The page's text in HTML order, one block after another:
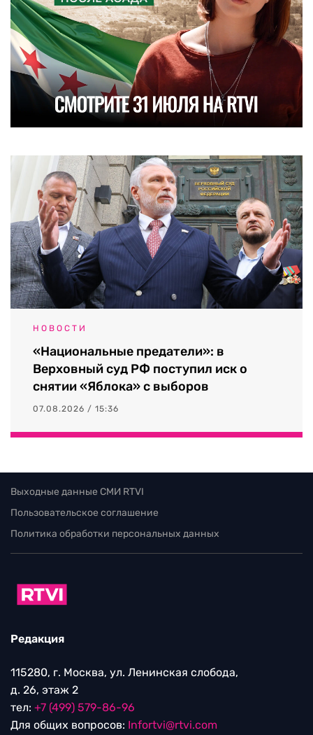
НОВОСТИ
«Национальные предатели»: в
Верховный суд РФ поступил иск о
снятии «Яблока» с выборов
07.08.2026 / 15:36
Выходные данные СМИ RTVI
Пользовательское соглашение
Политика обработки персональных данных
Редакция
115280, г. Москва, ул. Ленинская слобода,
д. 26, этаж 2
тел: +7 (499) 579-86-96
Для общих вопросов: Infortvi@rtvi.com